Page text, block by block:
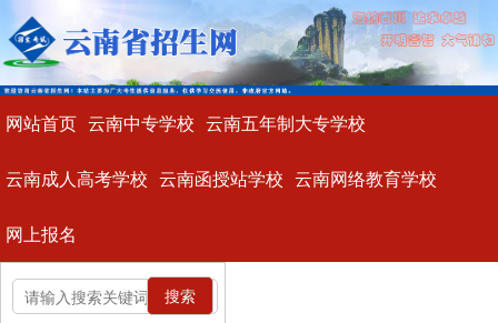
网站首页 云南中专学校 云南五年制大专学校
云南成人高考学校 云南函授站学校 云南网络教育学校
网上报名